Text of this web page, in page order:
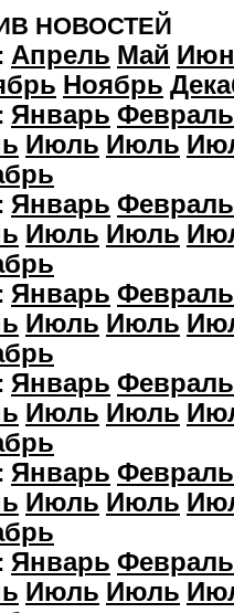
НОВОСТЕЙ
Апрель Май
Ноябрь
Январь Февраль
Июль Июль
Январь Февраль
Июль Июль
Январь Февраль
Июль Июль
Январь Февраль
Июль Июль
Январь Февраль
Июль Июль
Январь Февраль
Июль Июль